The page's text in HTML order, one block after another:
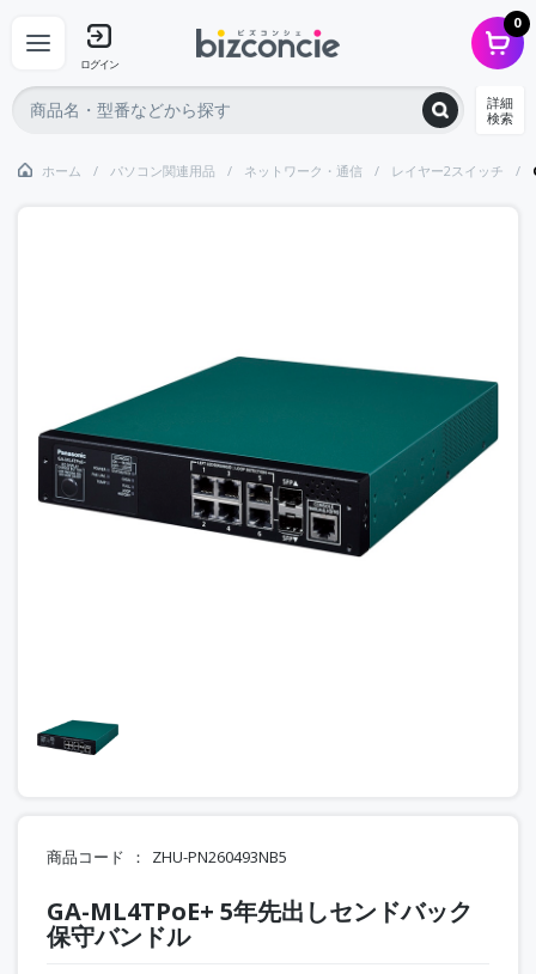
ログイン
0
詳細
検索
ホーム パソコン関連用品 ネットワーク・通信 レイヤー2スイッチ
商品コード ZHU-PN260493NB5
GA-ML4TPoE+ 5年先出しセンドバック
保守バンドル